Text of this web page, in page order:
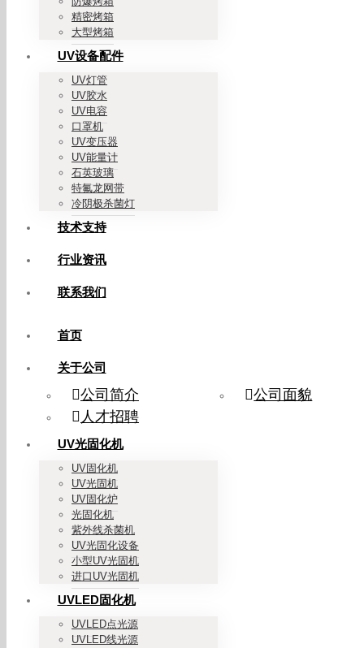
精密烤箱
大型烤箱
UV设备配件
UV灯管
UV胶水
UV电容
口罩机
UV变压器
UV能量计
石英玻璃
特氟龙网带
冷阴极杀菌灯
技术支持
行业资讯
联系我们
首页
关于公司
公司简介
公司面貌
人才招聘
UV光固化机
UV固化机
UV光固机
UV固化炉
光固化机
紫外线杀菌机
UV光固化设备
小型UV光固机
进口UV光固机
UVLED固化机
UVLED点光源
UVLED线光源